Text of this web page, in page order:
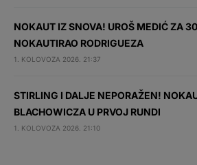
NOKAUT IZ SNOVA! UROŠ MEDIĆ ZA
NOKAUTIRAO RODRIGUEZA
1. KOLOVOZA 2026. 21:37
STIRLING I DALJE NEPORAŽEN!
BLACHOWICZA U PRVOJ RUNDI
1. KOLOVOZA 2026. 21:10